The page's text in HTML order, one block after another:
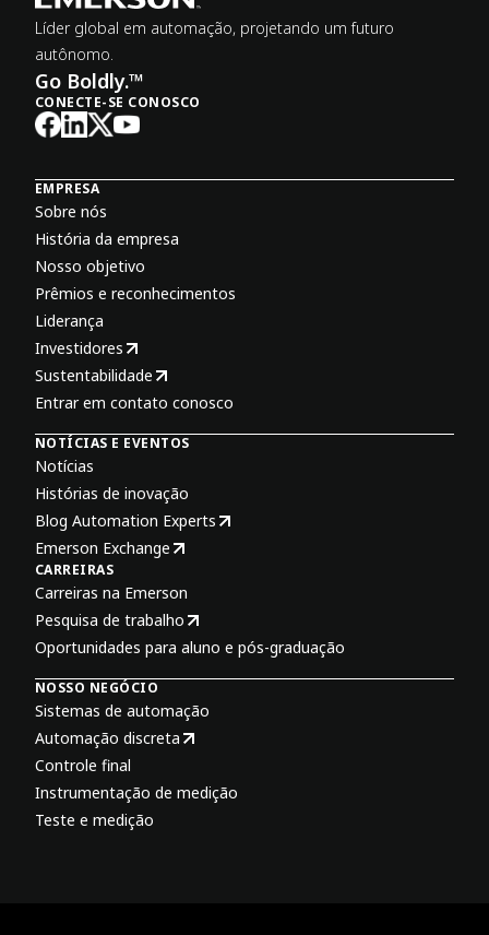
Líder global em automação, projetando um futuro
autônomo.
Go Boldly.™
CONECTE-SE CONOSCO
EMPRESA
Sobre nós
História da empresa
Nosso objetivo
Prêmios e reconhecimentos
Liderança
Investidores
Sustentabilidade
Entrar em contato conosco
NOTÍCIAS E EVENTOS
Notícias
Histórias de inovação
Blog Automation Experts
Emerson Exchange
CARREIRAS
Carreiras na Emerson
Pesquisa de trabalho
Oportunidades para aluno e pós-graduação
NOSSO NEGÓCIO
Sistemas de automação
Automação discreta
Controle final
Instrumentação de medição
Teste e medição